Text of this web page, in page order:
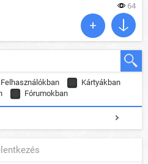
64
Felhasználókban
Kártyákban
Fórumokban